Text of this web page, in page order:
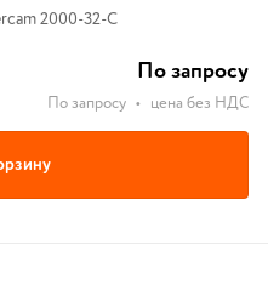
2000-32-С
По запросу
По запросу • цена без НДС